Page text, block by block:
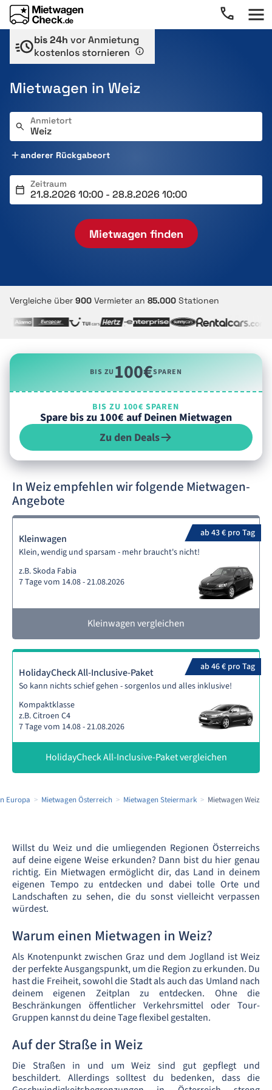
bis 24h vor Anmietung
kostenlos stornieren
Mietwagen in Weiz
Anmietort
anderer Rückgabeort
Zeitraum
Mietwagen finden
Vergleiche über 900 Vermieter an 85.000 Stationen
BIS ZU100€SPAREN
BIS ZU 100€ SPAREN
Spare bis zu 100€ auf Deinen Mietwagen
Zu den Deals
In Weiz empfehlen wir folgende Mietwagen-
Angebote
ab 43 € pro Tag
Kleinwagen
Klein, wendig und sparsam - mehr braucht's nicht!
z.B. Skoda Fabia
7 Tage vom 14.08 - 21.08.2026
Kleinwagen vergleichen
ab 46 € pro Tag
HolidayCheck All-Inclusive-Paket
So kann nichts schief gehen - sorgenlos und alles inklusive!
Kompaktklasse
z.B. Citroen C4
7 Tage vom 14.08 - 21.08.2026
HolidayCheck All-Inclusive-Paket vergleichen
Europa Mietwagen Österreich Mietwagen Steiermark Mietwagen Weiz
Willst du Weiz und die umliegenden Regionen Österreichs
auf deine eigene Weise erkunden? Dann bist du hier genau
richtig. Ein Mietwagen ermöglicht dir, das Land in deinem
eigenen Tempo zu entdecken und dabei tolle Orte und
Landschaften zu sehen, die du sonst vielleicht verpassen
würdest.
Warum einen Mietwagen in Weiz?
Als Knotenpunkt zwischen Graz und dem Joglland ist Weiz
der perfekte Ausgangspunkt, um die Region zu erkunden. Du
hast die Freiheit, sowohl die Stadt als auch das Umland nach
deinem eigenen Zeitplan zu entdecken. Ohne die
Beschränkungen öffentlicher Verkehrsmittel oder Tour-
Gruppen kannst du deine Tage flexibel gestalten.
Auf der Straße in Weiz
Die Straßen in und um Weiz sind gut gepflegt und
beschildert. Allerdings solltest du bedenken, dass die